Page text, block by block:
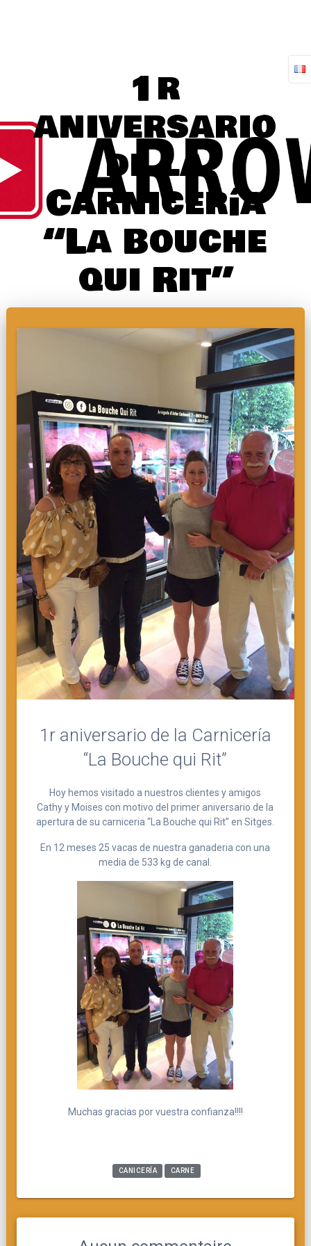
1r
aniversario
de la
Carnicería
“La Bouche
qui Rit”
1r aniversario de la Carnicería
“La Bouche qui Rit”
Hoy hemos visitado a nuestros clientes y amigos
Cathy y Moises con motivo del primer aniversario de la
apertura de su carniceria “La Bouche qui Rit” en Sitges.
En 12 meses 25 vacas de nuestra ganaderia con una
media de 533 kg de canal.
Muchas gracias por vuestra confianza!!!!
CANICERÍA CARNE